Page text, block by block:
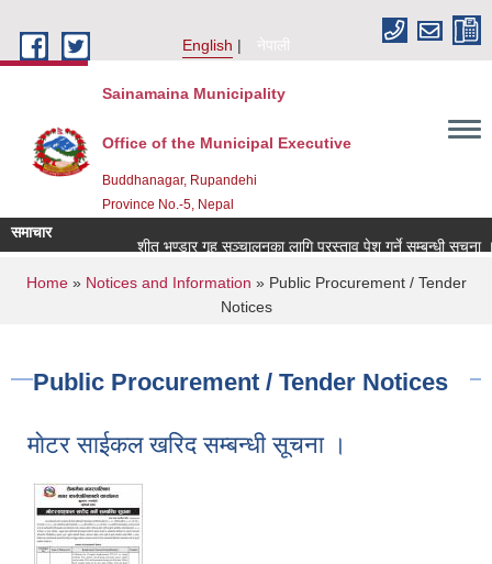
English
नेपाली
Sainamaina Municipality
Office of the Municipal Executive
Buddhanagar, Rupandehi
Province No.-5, Nepal
समाचार
शीत भण्डार गृह सञ्चालनका लागि प्रस्ताव पेश गर्ने सम्बन्धी सूचना ।
You are here
Home» Notices and Information » Public Procurement / Tender
Notices
Public Procurement / Tender Notices
माेटर साईकल खरिद सम्बन्धी सूचना ।